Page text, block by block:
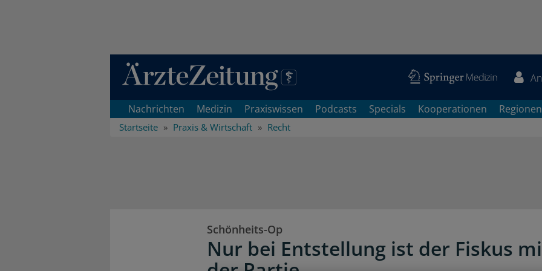
Direkt zum Inhaltsbereich
Nachrichten Medizin Praxiswissen Podcasts Specials Kooperationen Regionen
Startseite Praxis & Wirtschaft Recht
Schönheits-Op
Nur bei Entstellung ist der Fiskus